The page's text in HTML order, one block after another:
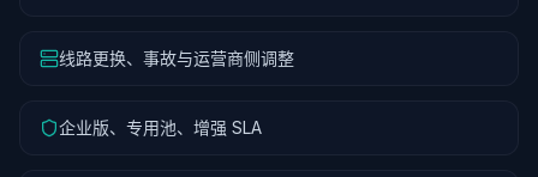
线路更换、事故与运营商侧调整
企业版、专用池、增强 SLA